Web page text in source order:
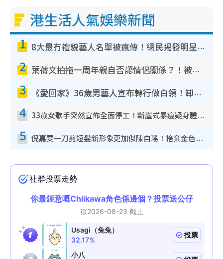
港生活人氣娛樂新聞
1 8大最冇禮貌藝人名單被瘋傳！網民揭發明星真面目 一致數臭呢位係無品天花板？
2 葉蒨文拍拖一周年親自否認情侶關係？！被質疑感情造假竟稱GM「普通同事」
3 《愛回家》36歲男藝人宣布轉行做白領！卸下藝人身份回歸素人平淡生活
4 33歲女歌手突然宣佈全面停工！斷崖式暴瘦疑身體亮紅燈！聲明曝︰將暫時淡出
5 倪嘉雯一刀剪短髮新形象更加似陳自瑤！捨棄金色長髮造型氣質大變超驚喜